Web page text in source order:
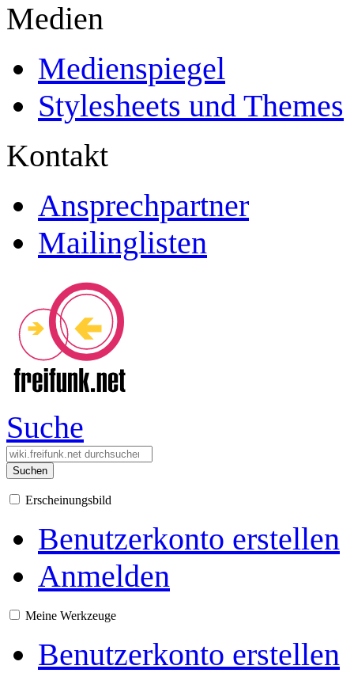
Medien
Medienspiegel
Stylesheets und Themes
Kontakt
Ansprechpartner
Mailinglisten
Suche
Suchen
Erscheinungsbild
Benutzerkonto erstellen
Anmelden
Meine Werkzeuge
Benutzerkonto erstellen